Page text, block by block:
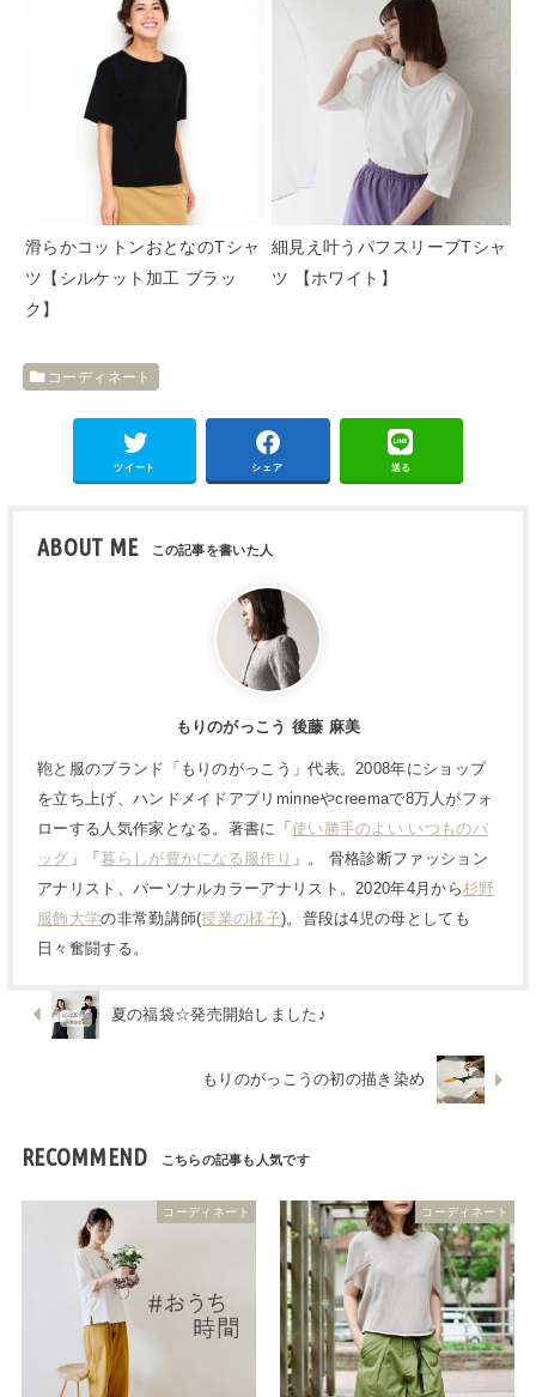
滑らかコットンおとなのTシャ
ツ【シルケット加工 ブラッ
ク】
細見え叶うパフスリーブTシャ
ツ 【ホワイト】
コーディネート
ツイート シェア 送る
ABOUT ME
もりのがっこう 後藤 麻美
鞄と服のブランド「もりのがっこう」代表。2008年にショップ
を立ち上げ、ハンドメイドアプリminneやcreemaで8万人がフォ
ローする人気作家となる。著書に「 使い勝手のよい いつものバ
ッグ 」「暮らしが豊かになる服作り 」。 骨格診断ファッション
アナリスト、パーソナルカラーアナリスト。2020年4月から杉野
服飾大学の非常勤講師(授業の様子)。普段は4児の母としても
日々奮闘する。
夏の福袋☆発売開始しました♪
もりのがっこうの初の描き染め
RECOMMEND
コーディネート コーディネート